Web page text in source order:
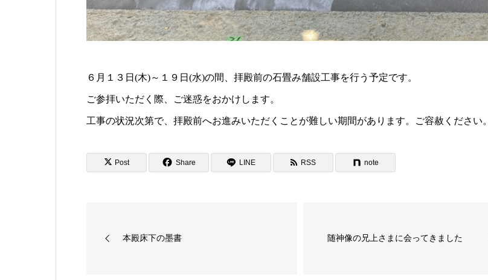
６月１３日(木)～１９日(水)の間、拝殿前の石畳み舗設工事を行う予定です。
ご参拝いただく際、ご迷惑をおかけします。
工事の状況次第で、拝殿前へお進みいただくことが難しい期間があります。ご容赦ください。
Post Share LINE RSS note
本殿床下の墨書 随神像の兄上さまに会ってきました